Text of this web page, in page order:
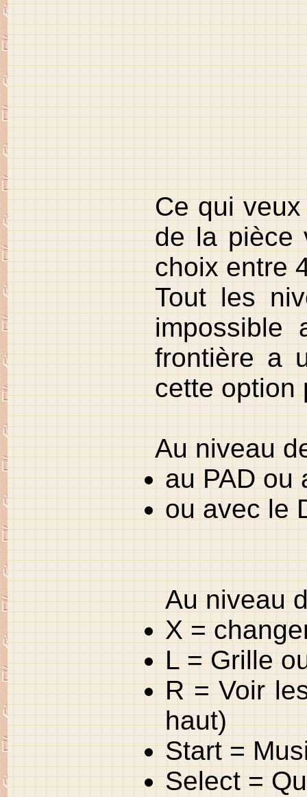
Ce qui
de la pièce
choix entre
Tout les
frontière a
cette option
Au niveau
au PAD ou
ou avec le
Au niveau
X =
L = Grille
R = Voir
haut)
Start =
Select =